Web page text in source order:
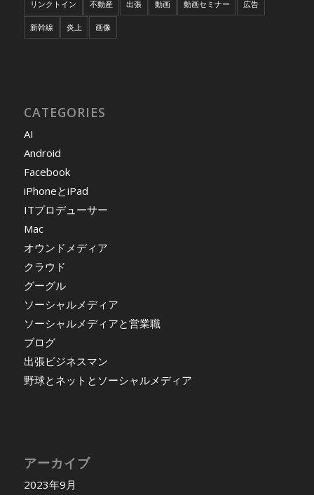
リンクトイン 不動産 出張 動画 動画セミナー 広告
新幹線 炎上 画像
CATEGORIES
AI
Android
Facebook
iPhoneとiPad
ITプロデューサー
Mac
オウンドメディア
クラウド
グーグル
ソーシャルメディア
ソーシャルメディアと営業職
ブログ
出張ビジネスマン
野球とネットとソーシャルメディア
アーカイブ
2023年9月